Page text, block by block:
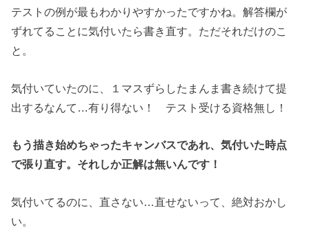
テストの例が最もわかりやすかったですかね。解答欄が
ずれてることに気付いたら書き直す。ただそれだけのこ
と。
気付いていたのに、１マスずらしたまんま書き続けて提
出するなんて…有り得ない！ テスト受ける資格無し！
もう描き始めちゃったキャンバスであれ、気付いた時点
で張り直す。それしか正解は無いんです！
気付いてるのに、直さない…直せないって、絶対おかし
い。